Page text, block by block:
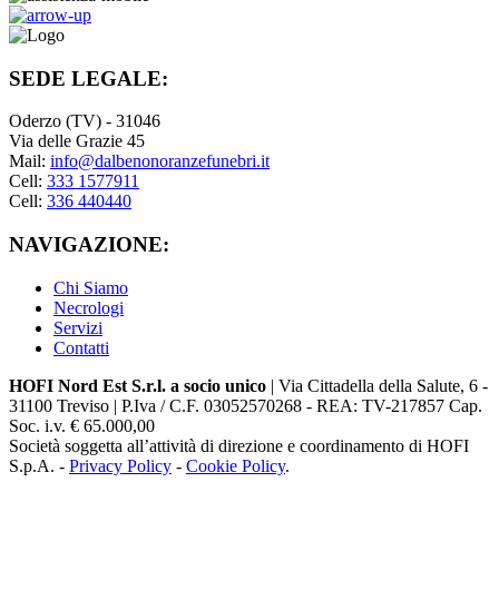
SEDE LEGALE:
Oderzo (TV) - 31046
Via delle Grazie 45
Mail: info@dalbenonoranzefunebri.it
Cell: 333 1577911
Cell: 336 440440
NAVIGAZIONE:
Chi Siamo
Necrologi
Servizi
Contatti
HOFI Nord Est S.r.l. a socio unico | Via Cittadella della Salute, 6 -
31100 Treviso | P.Iva / C.F. 03052570268 - REA: TV-217857 Cap.
Soc. i.v. € 65.000,00
Società soggetta all’attività di direzione e coordinamento di HOFI
S.p.A. - Privacy Policy - Cookie Policy.